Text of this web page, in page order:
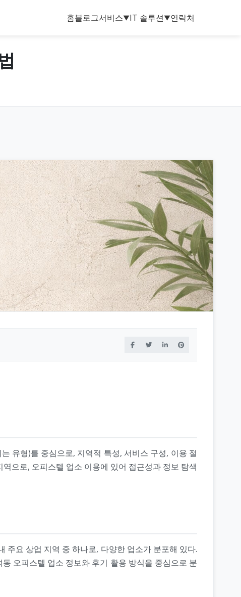
홈블로그서비스▼IT 솔루션▼연락처
유형)를 중심으로, 지역적 특성, 서비스 구성, 이용 절
으로, 오피스텔 업소 이용에 있어 접근성과 정보 탐색
주요 상업 지역 중 하나로, 다양한 업소가 분포해 있다.
오피스텔 업소 정보와 후기 활용 방식을 중심으로 분